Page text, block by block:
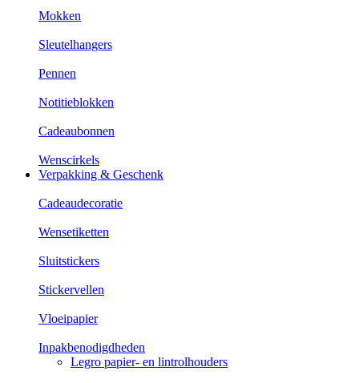
Mokken
Sleutelhangers
Pennen
Notitieblokken
Cadeaubonnen
Wenscirkels
Verpakking & Geschenk
Cadeaudecoratie
Wensetiketten
Sluitstickers
Stickervellen
Vloeipapier
Inpakbenodigdheden
Legro papier- en lintrolhouders